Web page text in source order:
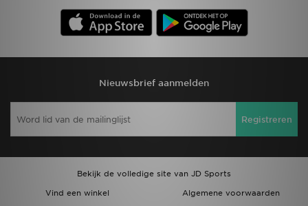
Nieuwsbrief aanmelden
Registreren
Bekijk de volledige site van JD Sports
Vind een winkel
Algemene voorwaarden
Klantenservice
Download de app